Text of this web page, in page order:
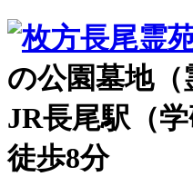
の公園墓地（
JR長尾駅（
徒歩8分